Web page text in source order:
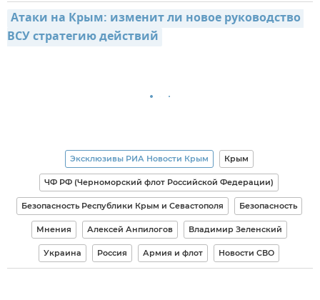
Атаки на Крым: изменит ли новое руководство
ВСУ стратегию действий
Эксклюзивы РИА Новости Крым Крым
ЧФ РФ (Черноморский флот Российской Федерации)
Безопасность Республики Крым и Севастополя Безопасность
Мнения Алексей Анпилогов Владимир Зеленский
Украина Россия Армия и флот Новости СВО